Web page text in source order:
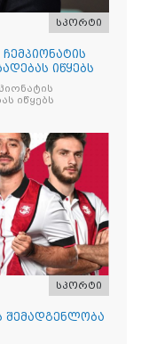
სპორტი
იწყებს
იწყებს
სპორტი
შემადგენლობა